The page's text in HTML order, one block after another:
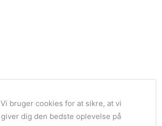
Vi bruger cookies for at sikre, at vi
giver dig den bedste oplevelse på